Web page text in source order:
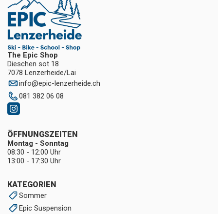
The Epic Shop
Dieschen sot 18
7078 Lenzerheide/Lai
info@epic-lenzerheide.ch
081 382 06 08
KATEGORIEN
Sommer
Epic Suspension
ÖFFNUNGSZEITEN
Montag - Sonntag
08:30 - 12:00 Uhr
13:00 - 17:30 Uhr